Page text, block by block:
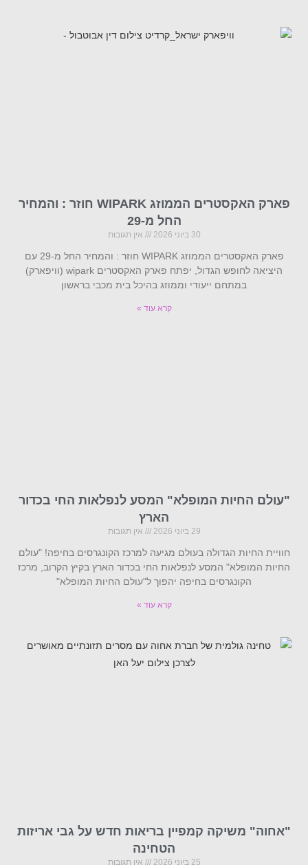
פארק האקסטרים הממוזג WIPARK חוזר : והמחיר
החל מ-29
30 ביוני 2026 אין תגובות
פארק האקסטרים הממוזג WIPARK חוזר : והמחיר החל מ-29 עם
היציאה לחופש הגדול, יפתח פארק האקסטרים wipark (וויפארק)
במתחם ייעודי וממוזג בהיכל בית מכבי בראשון
קרא עוד »
"עולם החיות המופלא" המסע לנפלאות החי בכדור
הארץ
29 ביוני 2026 אין תגובות
חוויית החיות הגדולה בעולם מגיעה למרכז הקונגרסים בחיפה! "עולם
החיות המופלא" המסע לנפלאות החי בכדור הארץ בקיץ הקרוב, מרכז
הקונגרסים בחיפה יהפוך ל"עולם החיות המופלא"
קרא עוד »
"אחוה" משיקה קמפיין בריאות חדש על גבי אריזות
הטחינה
25 ביוני 2026 אין תגובות